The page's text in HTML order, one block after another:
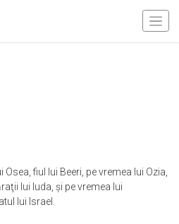
fiul lui Beeri, pe vremea lui Ozia,
lui Iuda, şi pe vremea lui
lui Israel.